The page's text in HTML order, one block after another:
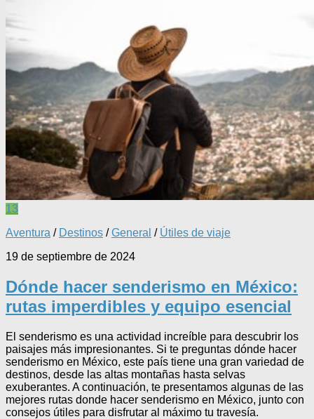
13
Aventura / Destinos /General / Útiles de viaje
19 de septiembre de 2024
Dónde hacer senderismo en México:
rutas imperdibles y equipo esencial
El senderismo es una actividad increíble para descubrir los
paisajes más impresionantes. Si te preguntas dónde hacer
senderismo en México, este país tiene una gran variedad de
destinos, desde las altas montañas hasta selvas
exuberantes. A continuación, te presentamos algunas de las
mejores rutas donde hacer senderismo en México, junto con
consejos útiles para disfrutar al máximo tu travesía.